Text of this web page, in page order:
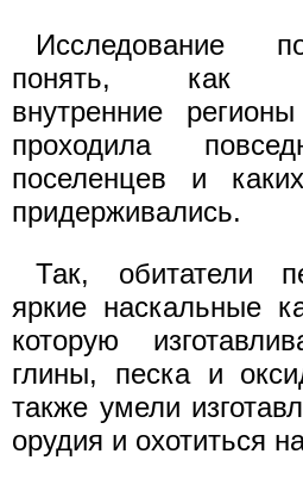
Исследование
понять, как
внутренние
проходила
поселенцев и
придерживались.
Так, обитатели
яркие наскальные
которую
глины, песка и
также умели
орудия и охотиться